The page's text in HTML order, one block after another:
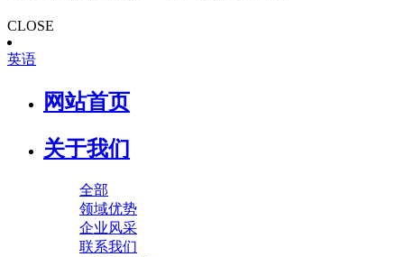
CLOSE
英语
网站首页
关于我们
全部
领域优势
企业风采
联系我们